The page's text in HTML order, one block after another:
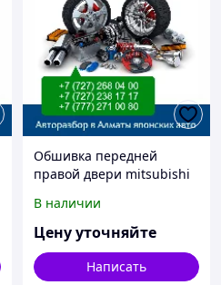
Обшивка передней
правой двери mitsubishi
В наличии
Цену уточняйте
Написать